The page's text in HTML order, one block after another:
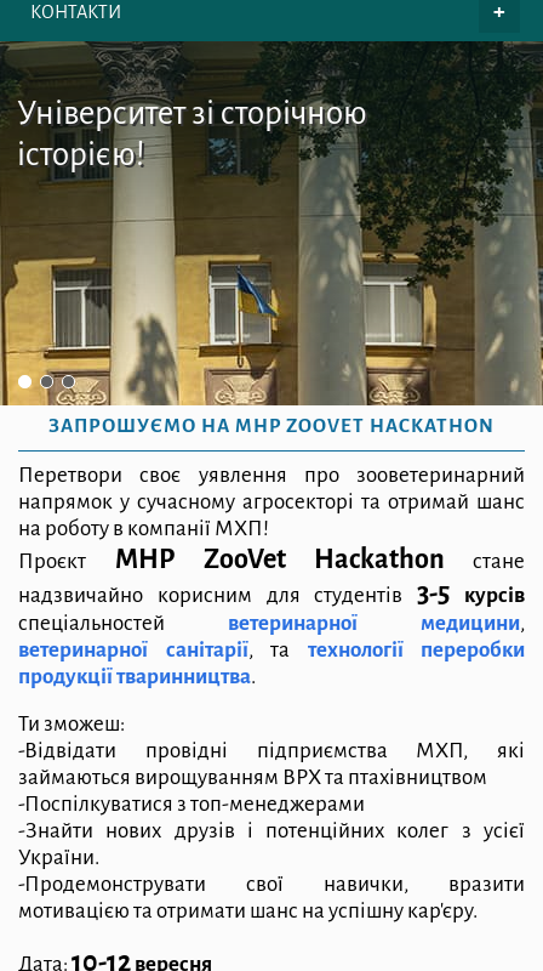
КОНТАКТИ
Університет зі сторічною
історією!
ЗАПРОШУЄМО НА MHP ZOOVET HACKATHON
Перетвори своє уявлення про зооветеринарний
напрямок у сучасному агросекторі та отримай шанс
на роботу в компанії МХП!
Проєкт
MHP ZooVet Hackathon стане
надзвичайно корисним для студентів3-5 курсів
спеціальностей ветеринарної медицини,
ветеринарної санітарії, та технології переробки
продукції тваринництва.
Ти зможеш:
-Відвідати провідні підприємства МХП, які
займаються вирощуванням ВРХ та птахівництвом
-Поспілкуватися з топ-менеджерами
-Знайти нових друзів і потенційних колег з усієї
України.
-Продемонструвати свої навички, вразити
мотивацією та отримати шанс на успішну кар'єру.
Дата: 10-12 вересня